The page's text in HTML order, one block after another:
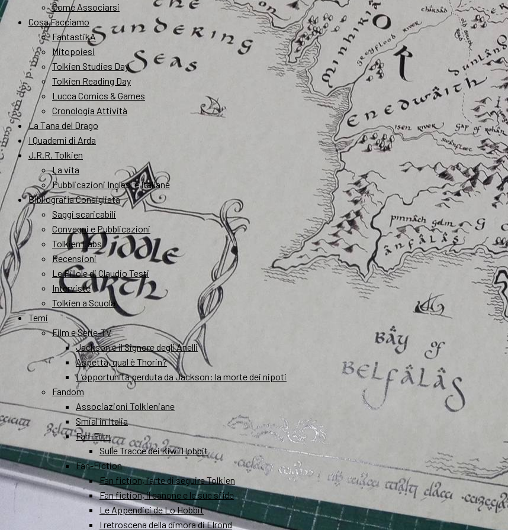
Come Associarsi
Cosa Facciamo
FantastikA
Mitopoiesi
Tolkien Studies Day
Tolkien Reading Day
Lucca Comics & Games
Cronologia Attività
La Tana del Drago
I Quaderni di Arda
J.R.R. Tolkien
La vita
Pubblicazioni Inglesi e Italiane
Bibliografia Consigliata
Saggi scaricabili
Convegni e Pubblicazioni
Tolkien Labs
Recensioni
Le Pillole di Claudio Testi
Interviste
Tolkien a Scuola
Temi
Film e Serie-TV
Jackson e il Signore degli Anelli
Aspetta, qual è Thorin?
L’opportunità perduta da Jackson: la morte dei nipoti
Fandom
Associazioni Tolkieniane
Smial in Italia
Fan-Film
Sulle Tracce dei Kiwi Hobbit
Fan-Fiction
Fan fiction, l’arte di seguire Tolkien
Fan fiction, il canone e le sue sfide
Le Appendici de Lo Hobbit
I retroscena della dimora di Elrond